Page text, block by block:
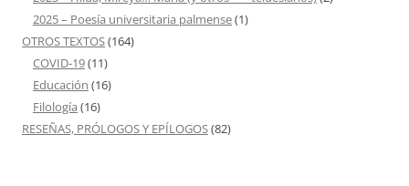
2025 – Poesía universitaria palmense(1)
OTROS TEXTOS(164)
COVID-19(11)
Educación (16)
Filología (16)
RESEÑAS, PRÓLOGOS Y EPÍLOGOS(82)